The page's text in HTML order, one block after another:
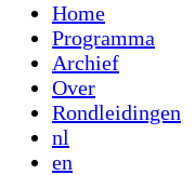
Home
Programma
Archief
Over
Rondleidingen
nl
en